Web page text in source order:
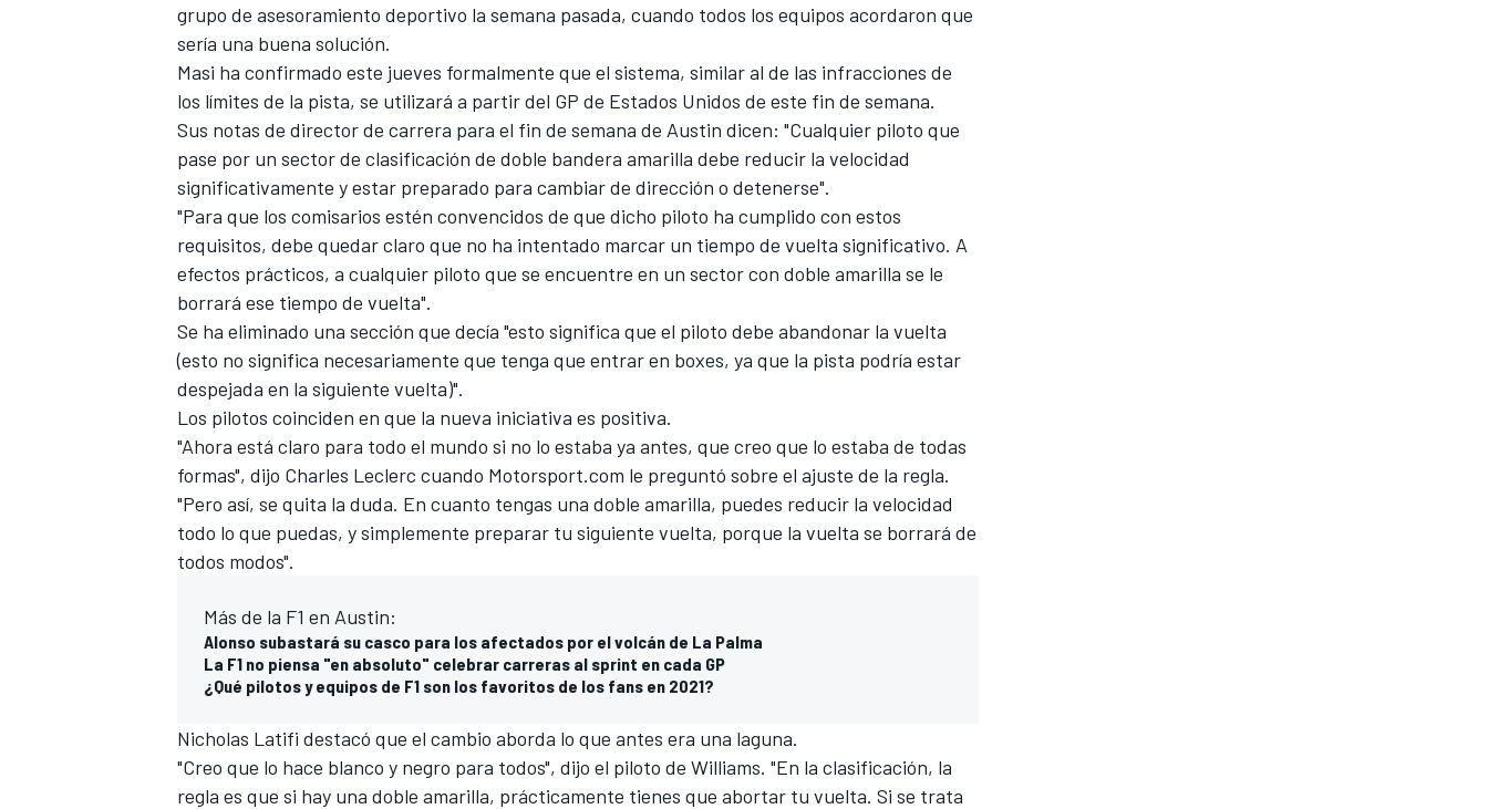
grupo de asesoramiento deportivo la semana pasada, cuando todos los equipos acordaron que
sería una buena solución.
Masi ha confirmado este jueves formalmente que el sistema, similar al de las infracciones de
los límites de la pista, se utilizará a partir del GP de Estados Unidos de este fin de semana.
Sus notas de director de carrera para el fin de semana de Austin dicen: "Cualquier piloto que
pase por un sector de clasificación de doble bandera amarilla debe reducir la velocidad
significativamente y estar preparado para cambiar de dirección o detenerse".
"Para que los comisarios estén convencidos de que dicho piloto ha cumplido con estos
requisitos, debe quedar claro que no ha intentado marcar un tiempo de vuelta significativo. A
efectos prácticos, a cualquier piloto que se encuentre en un sector con doble amarilla se le
borrará ese tiempo de vuelta".
Se ha eliminado una sección que decía "esto significa que el piloto debe abandonar la vuelta
(esto no significa necesariamente que tenga que entrar en boxes, ya que la pista podría estar
despejada en la siguiente vuelta)".
Los pilotos coinciden en que la nueva iniciativa es positiva.
"Ahora está claro para todo el mundo si no lo estaba ya antes, que creo que lo estaba de todas
formas", dijo Charles Leclerc cuando Motorsport.com le preguntó sobre el ajuste de la regla.
"Pero así, se quita la duda. En cuanto tengas una doble amarilla, puedes reducir la velocidad
todo lo que puedas, y simplemente preparar tu siguiente vuelta, porque la vuelta se borrará de
todos modos".
Más de la F1 en Austin:
Alonso subastará su casco para los afectados por el volcán de La Palma
La F1 no piensa "en absoluto" celebrar carreras al sprint en cada GP
¿Qué pilotos y equipos de F1 son los favoritos de los fans en 2021?
Nicholas Latifi destacó que el cambio aborda lo que antes era una laguna.
"Creo que lo hace blanco y negro para todos", dijo el piloto de Williams. "En la clasificación, la
regla es que si hay una doble amarilla, prácticamente tienes que abortar tu vuelta. Si se trata